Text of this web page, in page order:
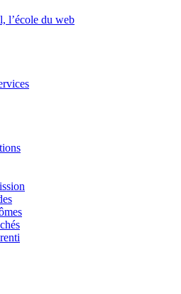
l’école du web